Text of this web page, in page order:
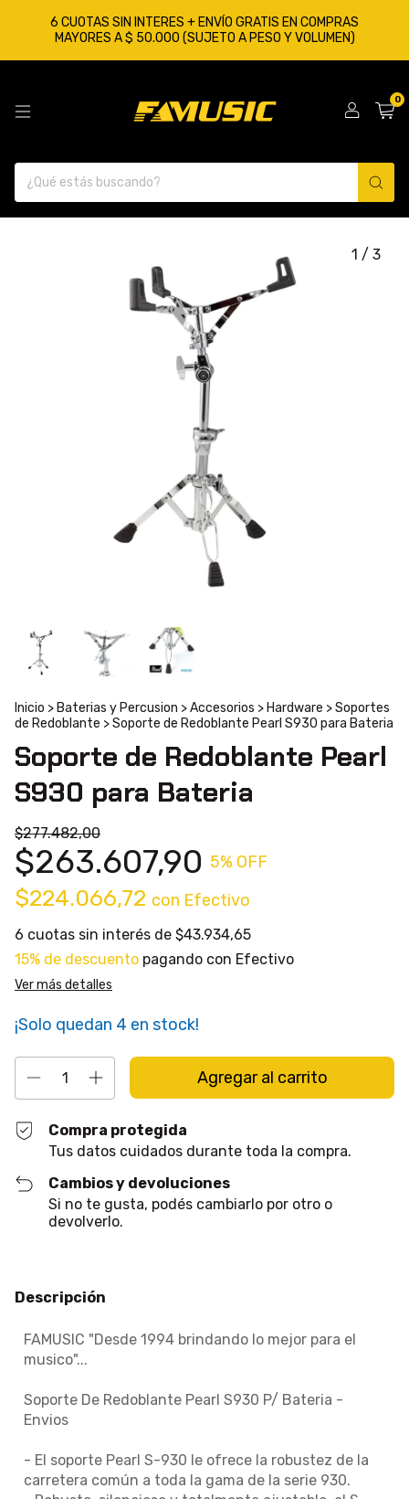
6 CUOTAS SIN INTERES + ENVÍO GRATIS EN COMPRAS
MAYORES A $ 50.000 (SUJETO A PESO Y VOLUMEN)
0
1 / 3
Inicio > Baterias y Percusion >Accesorios > Hardware >Soportes
de Redoblante >Soporte de Redoblante Pearl S930 para Bateria
Soporte de Redoblante Pearl
S930 para Bateria
$277.482,00
$263.607,90 5% OFF
$224.066,72 con Efectivo
6 cuotas sin interés de $43.934,65
15% de descuento pagando con Efectivo
Ver más detalles
¡Solo quedan 4 en stock!
Compra protegida
Tus datos cuidados durante toda la compra.
Cambios y devoluciones
Si no te gusta, podés cambiarlo por otro o
devolverlo.
Descripción
FAMUSIC "Desde 1994 brindando lo mejor para el
musico"...
Soporte De Redoblante Pearl S930 P/ Bateria -
Envios
- El soporte Pearl S-930 le ofrece la robustez de la
carretera común a toda la gama de la serie 930.